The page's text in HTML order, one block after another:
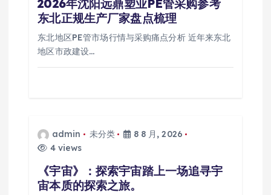
2026年沈阳远鼎塑业PE管采购参考
东北正规生产厂家盘点梳理
东北地区PE管市场行情与采购痛点分析 近年来东北
地区市政建设…
admin 未分类
8 8 月, 2026
4 views
《宇宙》：探索宇宙踏上一场追寻宇
宙本质的探索之旅。